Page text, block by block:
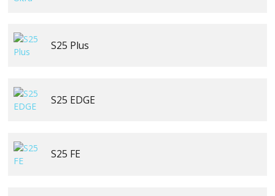
S25 Plus
S25 EDGE
S25 FE